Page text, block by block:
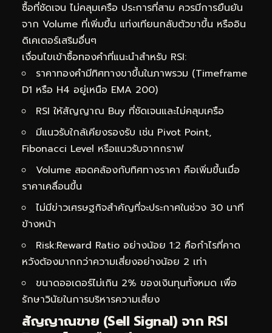
ซื้อที่ชัดเจน ไม่คลุมเครือ ประการที่สาม ควรมีการยืนยัน
จาก Volume ที่เพิ่มขึ้น แท่งเทียนกลับตัวขาขึ้น หรืออิน
ดิเคเตอร์เสริมอื่นๆ
เงื่อนไขเข้าซื้อทองคำที่แนะนำสำหรับ RSI:
ราคาทองคำมีทิศทางขาขึ้นในภาพรวม (Timeframe
D1 หรือ H4 อยู่เหนือ EMA 200)
RSI ให้สัญญาณ Buy ที่ชัดเจนและไม่คลุมเครือ
มีแนวรับใกล้เคียงรองรับ เช่น Pivot Point,
Fibonacci Level หรือแนวรับจากกราฟ
Volume สอดคล้องกับทิศทางราคา คือเพิ่มขึ้นเมื่อ
ราคาเคลื่อนขึ้น
ไม่มีข่าวเศรษฐกิจสำคัญที่จะประกาศในช่วง 30 นาที
ข้างหน้า
Risk:Reward Ratio อย่างน้อย 1:2 คือกำไรที่คาด
หวังต้องมากกว่าความเสี่ยงอย่างน้อย 2 เท่า
ขนาดออเดอร์ไม่เกิน 2% ของเงินทุนทั้งหมด เพื่อ
รักษาวินัยในการบริหารความเสี่ยง
สัญญาณขาย (Sell Signal) จาก RSI